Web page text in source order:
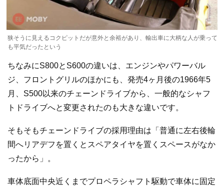
狭そうに見えるコクピットだが意外と余裕があり、輸出車に大柄な人が乗って
も平気だったという
ちなみにS800とS600の違いは、エンジンやパワーバル
ジ、フロントグリルのほかにも、発売4ヶ月後の1966年5
月、S500以来のチェーンドライブから、一般的なシャフ
トドライブへと変更されたのも大きな違いです。
そもそもチェーンドライブの採用理由は「普通に左右後輪
間へリアデフを置くとスペアタイヤを置くスペースがなか
ったから」。
車体底面中央近くまでプロペラシャフト駆動で車体に固定